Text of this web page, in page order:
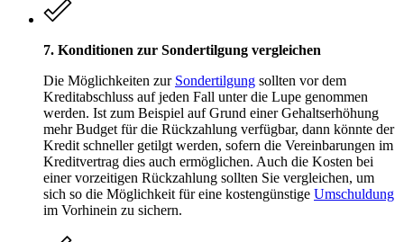
7. Konditionen zur Sondertilgung vergleichen
Die Möglichkeiten zur Sondertilgung sollten vor dem
Kreditabschluss auf jeden Fall unter die Lupe genommen
werden. Ist zum Beispiel auf Grund einer Gehaltserhöhung
mehr Budget für die Rückzahlung verfügbar, dann könnte der
Kredit schneller getilgt werden, sofern die Vereinbarungen im
Kreditvertrag dies auch ermöglichen. Auch die Kosten bei
einer vorzeitigen Rückzahlung sollten Sie vergleichen, um
sich so die Möglichkeit für eine kostengünstige Umschuldung
im Vorhinein zu sichern.